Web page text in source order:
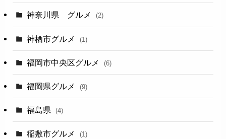
神奈川県 グルメ (2)
神栖市グルメ (1)
福岡市中央区グルメ (6)
福岡県グルメ (9)
福島県 (4)
稲敷市グルメ (1)